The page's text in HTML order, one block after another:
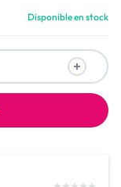
Disponible en stock